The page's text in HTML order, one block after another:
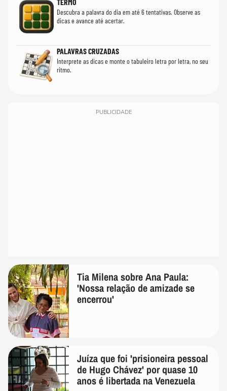
Descubra a palavra do dia em até 6 tentativas. Observe as
dicas e avance até acertar.
PALAVRAS CRUZADAS
Interprete as dicas e monte o tabuleiro letra por letra, no seu
ritmo.
PUBLICIDADE
Tia Milena sobre Ana Paula:
'Nossa relação de amizade se
encerrou'
Juíza que foi 'prisioneira pessoal
de Hugo Chávez' por quase 10
anos é libertada na Venezuela